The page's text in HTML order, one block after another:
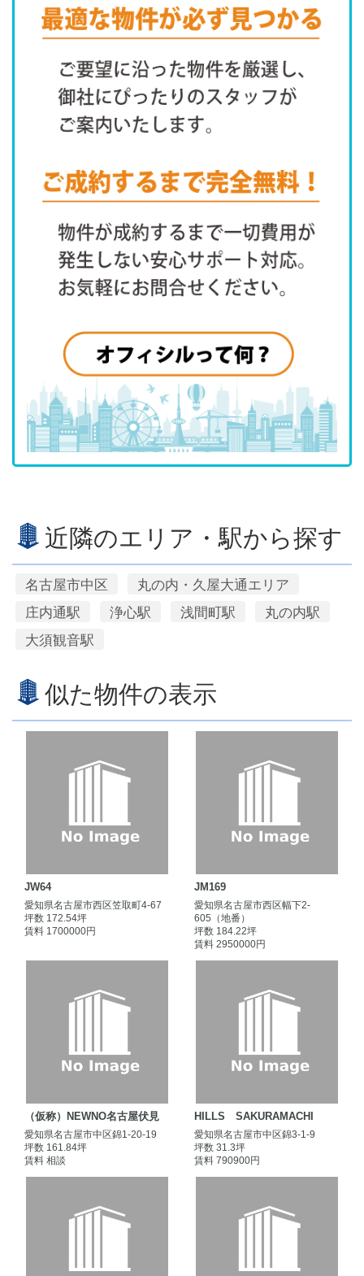
近隣のエリア・駅から探す
名古屋市中区
丸の内・久屋大通エリア
庄内通駅
浄心駅 浅間町駅
丸の内駅
大須観音駅
似た物件の表示
JW64
愛知県名古屋市西区笠取町4-67
坪数 172.54坪
賃料 1700000円
JM169
愛知県名古屋市西区幅下2-
605（地番）
坪数 184.22坪
賃料 2950000円
（仮称）NEWNO名古屋伏見
愛知県名古屋市中区錦1-20-19
坪数 161.84坪
賃料 相談
HILLS SAKURAMACHI
愛知県名古屋市中区錦3-1-9
坪数 31.3坪
賃料 790900円